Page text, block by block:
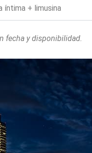
íntima + limusina
fecha y disponibilidad.